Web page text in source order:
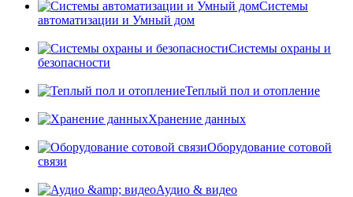
Системы
автоматизации и Умный дом
Системы охраны и
безопасности
Теплый пол и отопление
Хранение данных
Оборудование сотовой
связи
Аудио & видео